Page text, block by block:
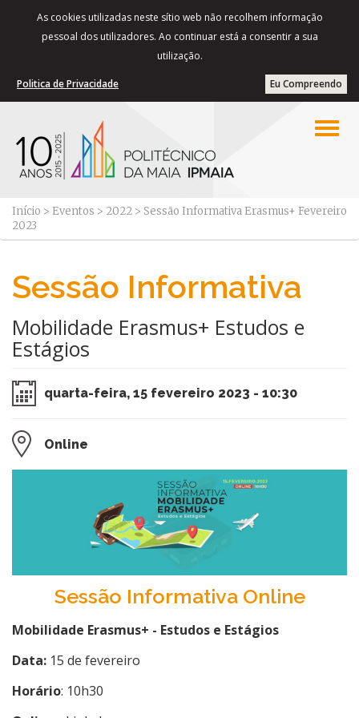
As cookies utilizadas neste sítio web não recolhem informação
pessoal dos utilizadores. Ao continuar está a consentir a sua
utilização.
Eu Compreendo
Politica de Privacidade
Início > Eventos > 2022 > Sessão Informativa Erasmus+ Fevereiro
2023
Sessão Informativa
Mobilidade Erasmus+ Estudos e
Estágios
quarta-feira, 15 fevereiro 2023 - 10:30
Online
Sessão Informativa Online
Mobilidade Erasmus+ - Estudos e Estágios
Data: 15 de fevereiro
Horário: 10h30